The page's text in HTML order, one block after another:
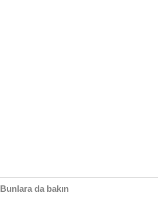
Bunlara da bakın